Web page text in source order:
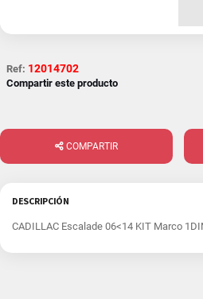
Ref: 12014702
Compartir este producto
COMPARTIR
DESCRIPCIÓN
CADILLAC Escalade 06<14 KIT Marco